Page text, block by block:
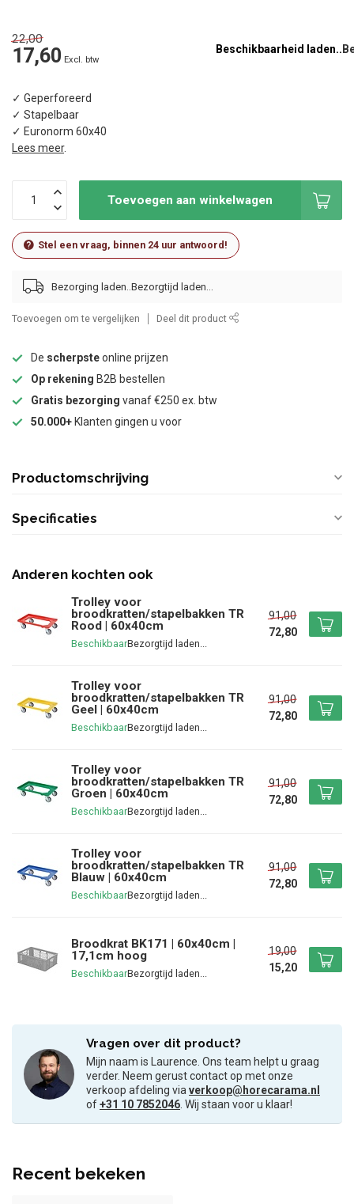
22,00
17,60 Excl. btw
Beschikbaarheid laden..
✓ Geperforeerd
✓ Stapelbaar
✓ Euronorm 60x40
Lees meer.
Toevoegen aan winkelwagen
Stel een vraag, binnen 24 uur antwoord!
Bezorging laden..
Toevoegen om te vergelijken Deel dit product
De scherpsteonline prijzen
Op rekening B2B bestellen
Gratis bezorging vanaf €250 ex. btw
50.000+ Klanten gingen u voor
Productomschrijving
Specificaties
Anderen kochten ook
Trolley voor
broodkratten/stapelbakken TR
Rood | 60x40cm
Beschikbaar
91,00
72,80
Trolley voor
broodkratten/stapelbakken TR
Geel | 60x40cm
Beschikbaar
91,00
72,80
Trolley voor
broodkratten/stapelbakken TR
Groen | 60x40cm
Beschikbaar
91,00
72,80
Trolley voor
broodkratten/stapelbakken TR
Blauw | 60x40cm
Beschikbaar
91,00
72,80
Broodkrat BK171 | 60x40cm |
17,1cm hoog
Beschikbaar
19,00
15,20
Vragen over dit product?
Mijn naam is Laurence. Ons team helpt u graag
verder. Neem gerust contact op met onze
verkoop afdeling viaverkoop@horecarama.nl
of+31 10 7852046. Wij staan voor u klaar!
Recent bekeken